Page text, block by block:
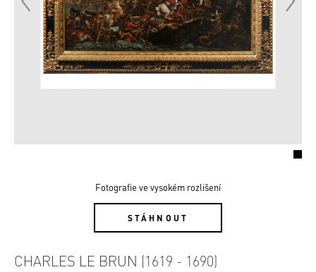
Fotografie ve vysokém rozlišení
STÁHNOUT
CHARLES LE BRUN (1619 - 1690)